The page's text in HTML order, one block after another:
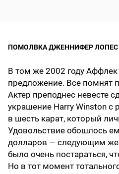
ПОМОЛВКА ДЖЕННИФЕР ЛОПЕС
В том же 2002 году
предложение. Все помнят
Актер преподнес невесте
украшение Harry Winston
в шесть карат, который
Удовольствие обошлось
долларов — следующим
было очень постараться,
Но в тот момент